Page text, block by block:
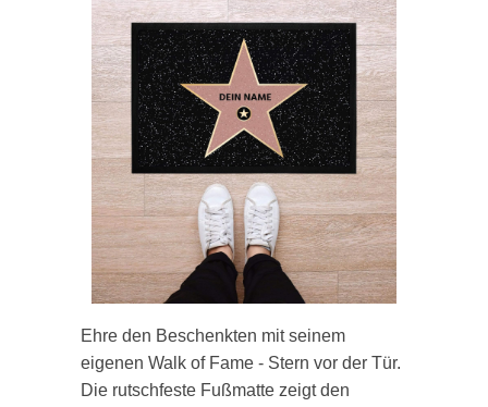
Ehre den Beschenkten mit seinem
eigenen Walk of Fame - Stern vor der Tür.
Die rutschfeste Fußmatte zeigt den